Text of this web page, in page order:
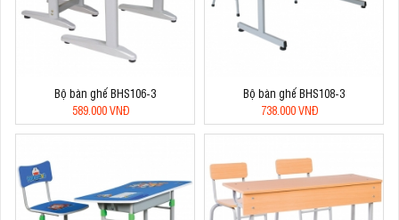
Bộ bàn ghế BHS106-3
589.000 VNĐ
Bộ bàn ghế BHS108-3
738.000 VNĐ